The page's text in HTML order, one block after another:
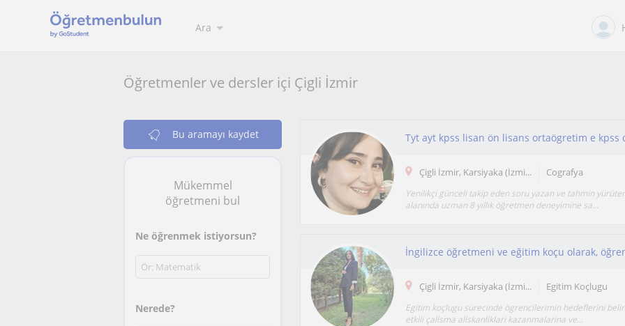
Ara
Öğretmenler ve dersler içi Çigli İzmir
Bu aramayı kaydet
Mükemmel
öğretmeni bul
Ne öğrenmek istiyorsun?
Nerede?
Tyt ayt kpss lisan ön lisans ortaögretim e kpss
Çigli İzmir, Karsiyaka (İzmi... Cografya
Yenilikçi günceli takip eden soru yazan ve tahmin
alanında uzman 8 yıllık öğretmen deneyimine sa...
Çigli İzmir, Karsiyaka (İzmi... Egitim Koçlugu
Egitim koçlugu sürecinde ögrencilerimin hedeflerini
etkili çalisma aliskanliklari kazanmalarina ve...